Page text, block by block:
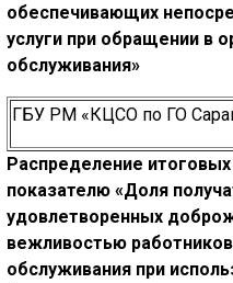
обеспечивающих
услуги при обращении в
обслуживания»
ГБУ РМ «КЦСО по ГО
Распределение
показателю «Доля
удовлетворенных
вежливостью
обслуживания при